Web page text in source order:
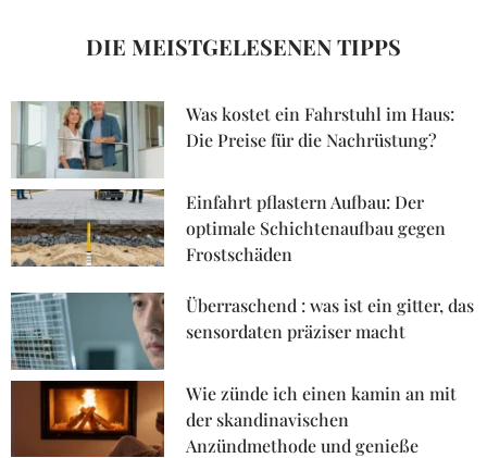
DIE MEISTGELESENEN TIPPS
Was kostet ein Fahrstuhl im Haus:
Die Preise für die Nachrüstung?
Einfahrt pflastern Aufbau: Der
optimale Schichtenaufbau gegen
Frostschäden
Überraschend : was ist ein gitter, das
sensordaten präziser macht
Wie zünde ich einen kamin an mit
der skandinavischen
Anzündmethode und genieße